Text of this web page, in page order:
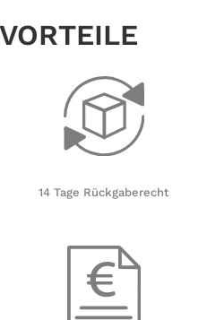
14 Tage Rückgaberecht